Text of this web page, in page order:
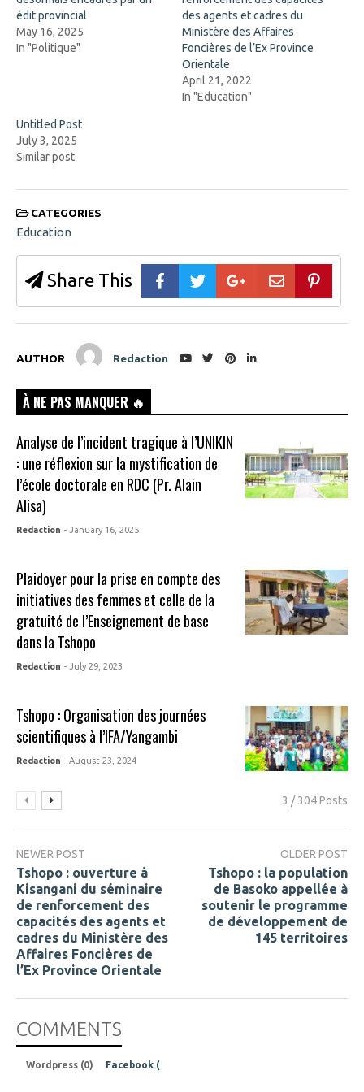
e
n
s
i
n
d
o
w
)
w
w
édit provincial
May 16, 2025
In "Politique"
des agents et cadres du
Ministère des Affaires
Foncières de l’Ex Province
Orientale
April 21, 2022
In "Education"
Untitled Post
July 3, 2025
Similar post
CATEGORIES
Education
Share This
AUTHOR Redaction
À NE PAS MANQUER 🔥
Analyse de l’incident tragique à l’UNIKIN
: une réflexion sur la mystification de
l’école doctorale en RDC (Pr. Alain
Alisa)
Redaction - January 16, 2025
Plaidoyer pour la prise en compte des
initiatives des femmes et celle de la
gratuité de l’Enseignement de base
dans la Tshopo
Redaction - July 29, 2023
Tshopo : Organisation des journées
scientifiques à l’IFA/Yangambi
Redaction - August 23, 2024
3 / 304 Posts
NEWER POST
Tshopo : ouverture à
Kisangani du séminaire
de renforcement des
capacités des agents et
cadres du Ministère des
Affaires Foncières de
l’Ex Province Orientale
OLDER POST
Tshopo : la population
de Basoko appellée à
soutenir le programme
de développement de
145 territoires
COMMENTS
Wordpress (0) Facebook (